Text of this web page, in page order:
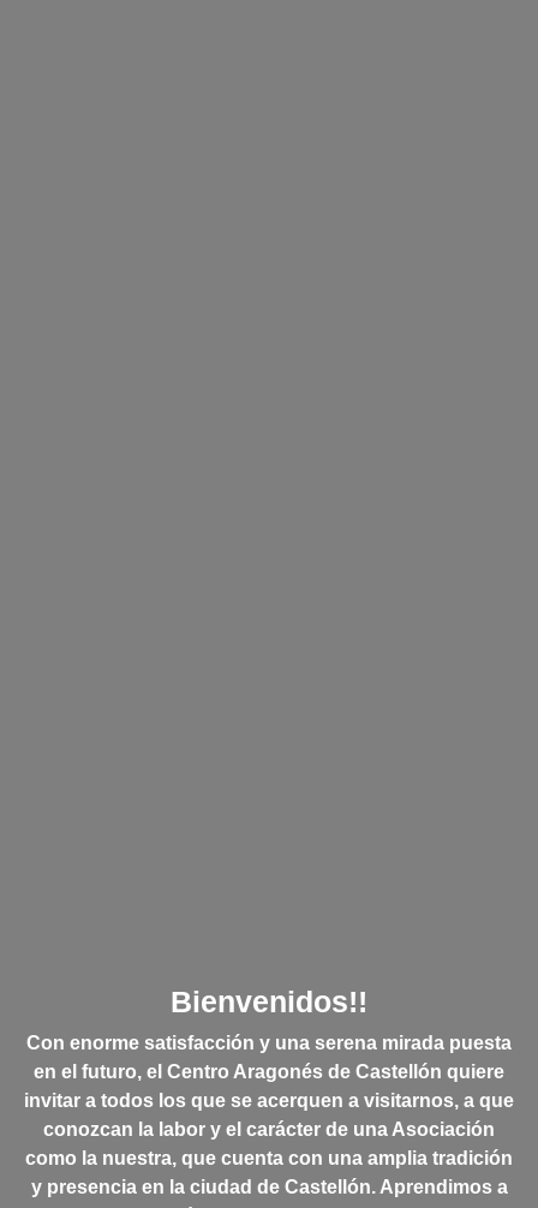
Bienvenidos!!
Con enorme satisfacción y una serena mirada puesta
en el futuro, el Centro Aragonés de Castellón quiere
invitar a todos los que se acerquen a visitarnos, a que
conozcan la labor y el carácter de una Asociación
como la nuestra, que cuenta con una amplia tradición
y presencia en la ciudad de Castellón. Aprendimos a